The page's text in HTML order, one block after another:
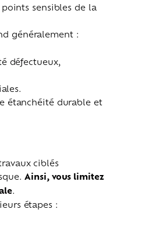
sensibles de la
généralement :
défectueux,
étanchéité durable et
ciblés
Ainsi, vous limitez
.
étapes :